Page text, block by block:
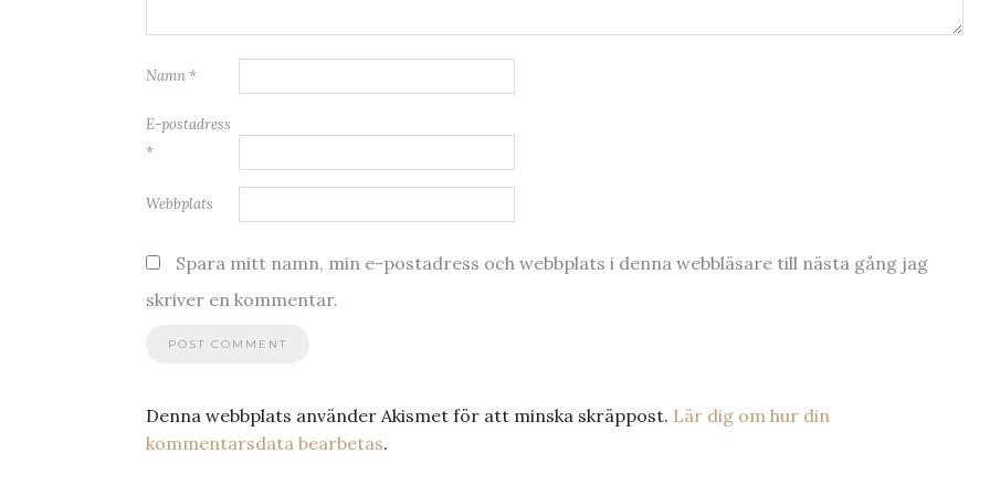
Namn *
E-postadress
*
Webbplats
Spara mitt namn, min e-postadress och webbplats i denna webbläsare till nästa gång jag
skriver en kommentar.
Denna webbplats använder Akismet för att minska skräppost. Lär dig om hur din
kommentarsdata bearbetas.